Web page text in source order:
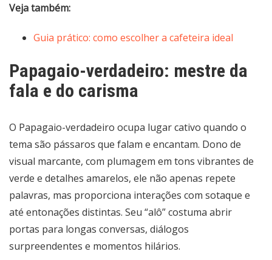
Veja também:
Guia prático: como escolher a cafeteira ideal
Papagaio-verdadeiro: mestre da
fala e do carisma
O Papagaio-verdadeiro ocupa lugar cativo quando o
tema são pássaros que falam e encantam. Dono de
visual marcante, com plumagem em tons vibrantes de
verde e detalhes amarelos, ele não apenas repete
palavras, mas proporciona interações com sotaque e
até entonações distintas. Seu “alô” costuma abrir
portas para longas conversas, diálogos
surpreendentes e momentos hilários.